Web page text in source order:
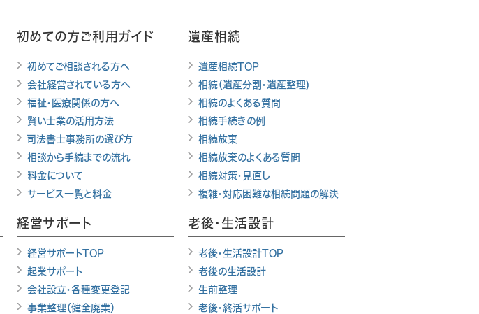
初めての方ご利用ガイド
初めてご相談される方へ
会社経営されている方へ
福祉・医療関係の方へ
賢い士業の活用方法
司法書士事務所の選び方
相談から手続までの流れ
料金について
サービス一覧と料金
遺産相続
遺産相続TOP
相続（遺産分割・遺産整理)
相続のよくある質問
相続手続きの例
相続放棄
相続放棄のよくある質問
相続対策・見直し
複雑・対応困難な相続問題の解決
経営サポート
経営サポートTOP
起業サポート
会社設立・各種変更登記
事業整理（健全廃業）
老後・生活設計
老後・生活設計TOP
老後の生活設計
生前整理
老後・終活サポート